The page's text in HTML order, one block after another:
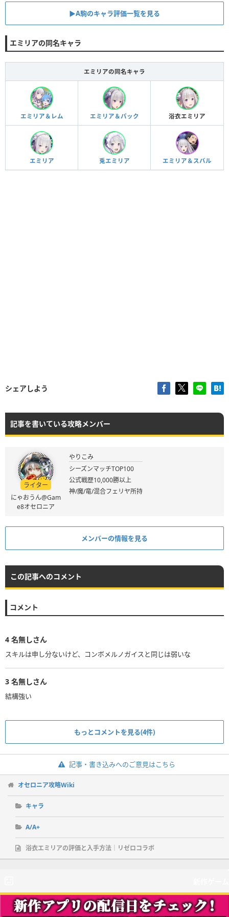
▶︎A駒のキャラ評価一覧を見る
エミリアの同名キャラ
エミリアの同名キャラ
エミリア＆レム エミリア＆パック 浴衣エミリア
エミリア 兎エミリア エミリア＆スバル
シェアしよう
記事を書いている攻略メンバー
ライター
にゃおうん@Gam
e8オセロニア
やりこみ
シーズンマッチTOP100
公式戦歴10,000勝以上
神/魔/竜/混合フェリヤ所持
メンバーの情報を見る
この記事へのコメント
コメント
4 名無しさん
スキルは申し分ないけど、コンボメルノガイスと同じは弱いな
3 名無しさん
結構強い
もっとコメントを見る(4件)
記事・書き込みへのご意見はこちら
オセロニア攻略Wiki
キャラ
A/A+
浴衣エミリアの評価と入手方法｜リゼロコラボ